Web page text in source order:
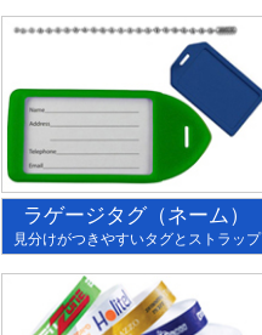
ラゲージタグ（ネーム）
見分けがつきやすいタグとストラップ